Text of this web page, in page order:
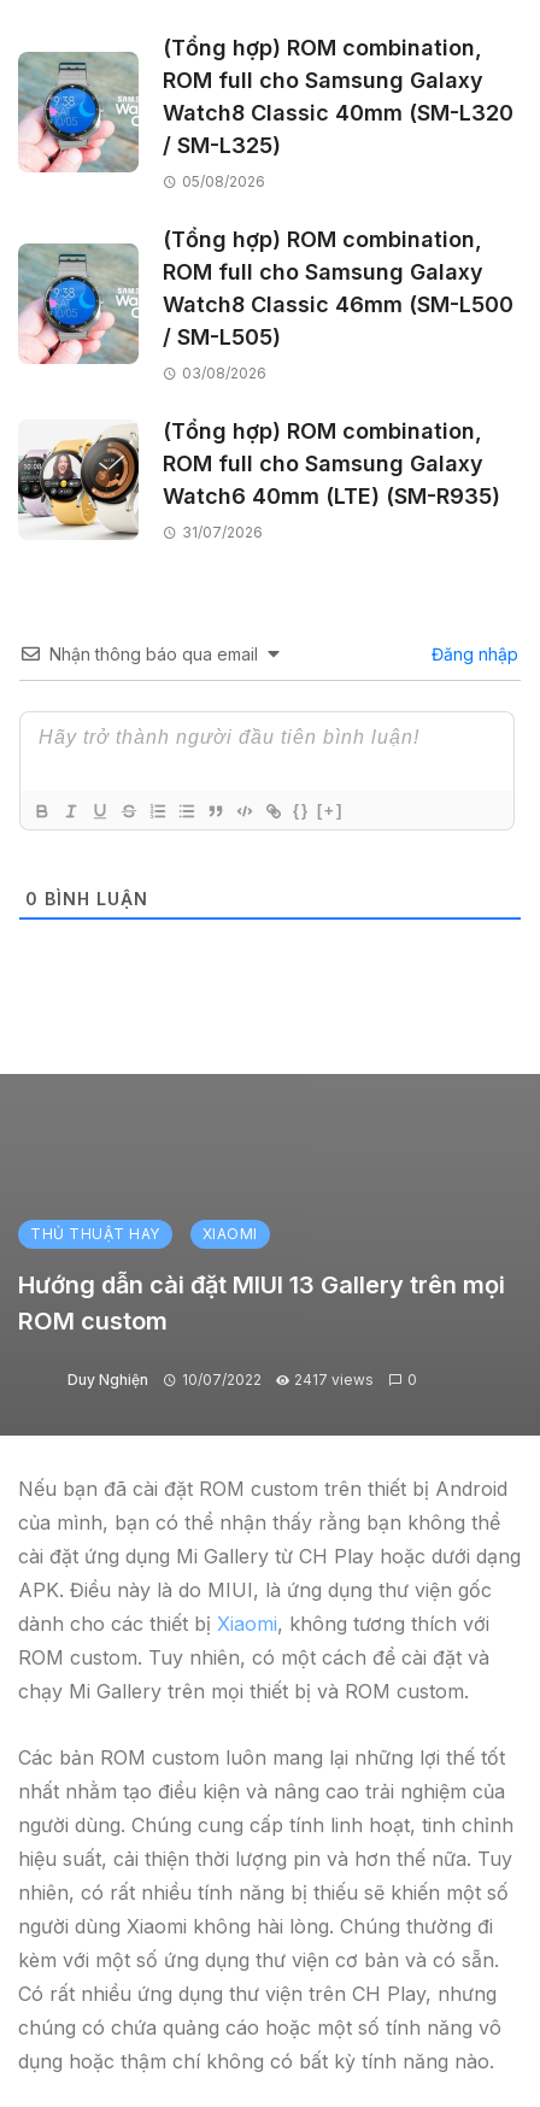
(Tổng hợp) ROM combination,
ROM full cho Samsung Galaxy
Watch8 Classic 40mm (SM-L320
/ SM-L325)
05/08/2026
(Tổng hợp) ROM combination,
ROM full cho Samsung Galaxy
Watch8 Classic 46mm (SM-L500
/ SM-L505)
03/08/2026
(Tổng hợp) ROM combination,
ROM full cho Samsung Galaxy
Watch6 40mm (LTE) (SM-R935)
31/07/2026
Nhận thông báo qua email Đăng nhập
{} [+]
0 BÌNH LUẬN
THỦ THUẬT HAY XIAOMI
Hướng dẫn cài đặt MIUI 13 Gallery trên mọi
ROM custom
Duy Nghiện 10/07/2022 2417 views 0
Nếu bạn đã cài đặt ROM custom trên thiết bị Android
của mình, bạn có thể nhận thấy rằng bạn không thể
cài đặt ứng dụng Mi Gallery từ CH Play hoặc dưới dạng
APK. Điều này là do MIUI, là ứng dụng thư viện gốc
dành cho các thiết bị Xiaomi, không tương thích với
ROM custom. Tuy nhiên, có một cách để cài đặt và
chạy Mi Gallery trên mọi thiết bị và ROM custom.
Các bản ROM custom luôn mang lại những lợi thế tốt
nhất nhằm tạo điều kiện và nâng cao trải nghiệm của
người dùng. Chúng cung cấp tính linh hoạt, tinh chỉnh
hiệu suất, cải thiện thời lượng pin và hơn thế nữa. Tuy
nhiên, có rất nhiều tính năng bị thiếu sẽ khiến một số
người dùng Xiaomi không hài lòng. Chúng thường đi
kèm với một số ứng dụng thư viện cơ bản và có sẵn.
Có rất nhiều ứng dụng thư viện trên CH Play, nhưng
chúng có chứa quảng cáo hoặc một số tính năng vô
dụng hoặc thậm chí không có bất kỳ tính năng nào.